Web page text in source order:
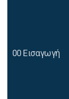
00 Εισαγωγή